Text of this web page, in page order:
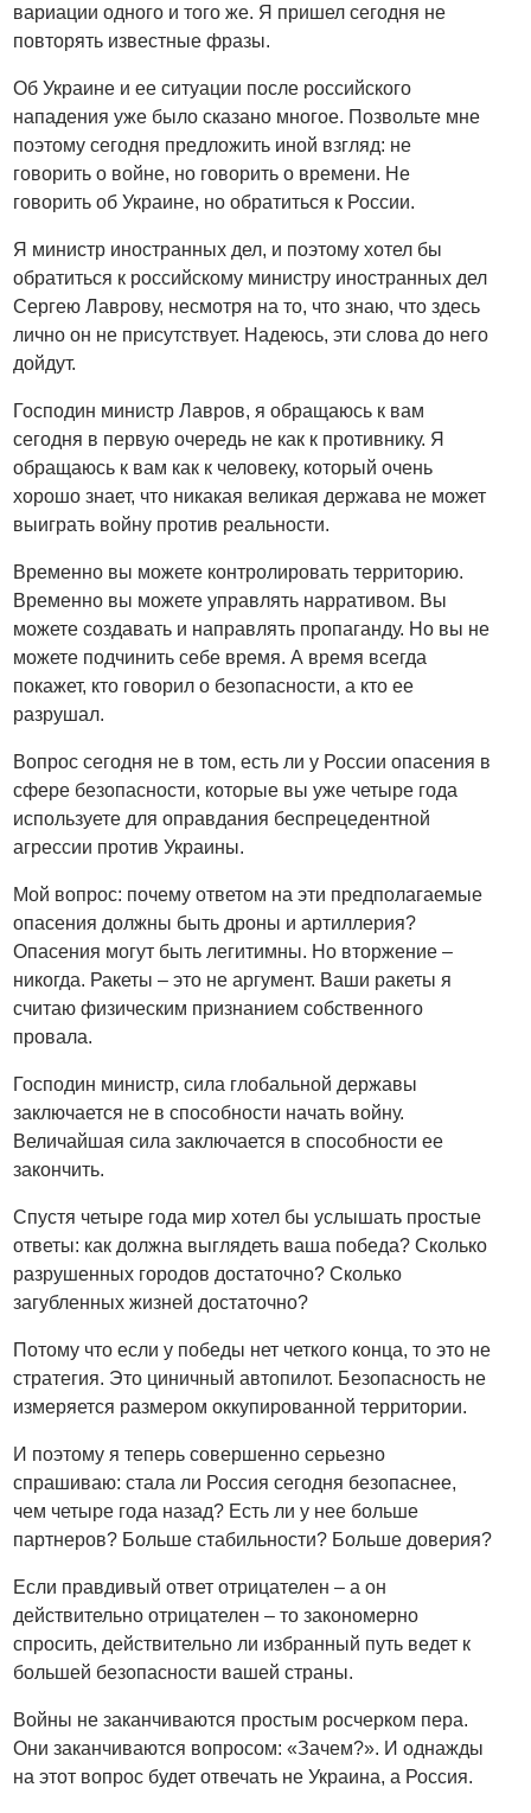
вариации одного и того же. Я пришел сегодня не
повторять известные фразы.
Об Украине и ее ситуации после российского
нападения уже было сказано многое. Позвольте мне
поэтому сегодня предложить иной взгляд: не
говорить о войне, но говорить о времени. Не
говорить об Украине, но обратиться к России.
Я министр иностранных дел, и поэтому хотел бы
обратиться к российскому министру иностранных дел
Сергею Лаврову, несмотря на то, что знаю, что здесь
лично он не присутствует. Надеюсь, эти слова до него
дойдут.
Господин министр Лавров, я обращаюсь к вам
сегодня в первую очередь не как к противнику. Я
обращаюсь к вам как к человеку, который очень
хорошо знает, что никакая великая держава не может
выиграть войну против реальности.
Временно вы можете контролировать территорию.
Временно вы можете управлять нарративом. Вы
можете создавать и направлять пропаганду. Но вы не
можете подчинить себе время. А время всегда
покажет, кто говорил о безопасности, а кто ее
разрушал.
Вопрос сегодня не в том, есть ли у России опасения в
сфере безопасности, которые вы уже четыре года
используете для оправдания беспрецедентной
агрессии против Украины.
Мой вопрос: почему ответом на эти предполагаемые
опасения должны быть дроны и артиллерия?
Опасения могут быть легитимны. Но вторжение –
никогда. Ракеты – это не аргумент. Ваши ракеты я
считаю физическим признанием собственного
провала.
Господин министр, сила глобальной державы
заключается не в способности начать войну.
Величайшая сила заключается в способности ее
закончить.
Спустя четыре года мир хотел бы услышать простые
ответы: как должна выглядеть ваша победа? Сколько
разрушенных городов достаточно? Сколько
загубленных жизней достаточно?
Потому что если у победы нет четкого конца, то это не
стратегия. Это циничный автопилот. Безопасность не
измеряется размером оккупированной территории.
И поэтому я теперь совершенно серьезно
спрашиваю: стала ли Россия сегодня безопаснее,
чем четыре года назад? Есть ли у нее больше
партнеров? Больше стабильности? Больше доверия?
Если правдивый ответ отрицателен – а он
действительно отрицателен – то закономерно
спросить, действительно ли избранный путь ведет к
большей безопасности вашей страны.
Войны не заканчиваются простым росчерком пера.
Они заканчиваются вопросом: «Зачем?». И однажды
на этот вопрос будет отвечать не Украина, а Россия.